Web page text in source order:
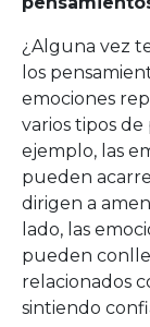
¿Alguna vez
los
emociones
varios tipos
ejemplo, las
pueden
dirigen a
lado, las
pueden
relacionados
sintiendo